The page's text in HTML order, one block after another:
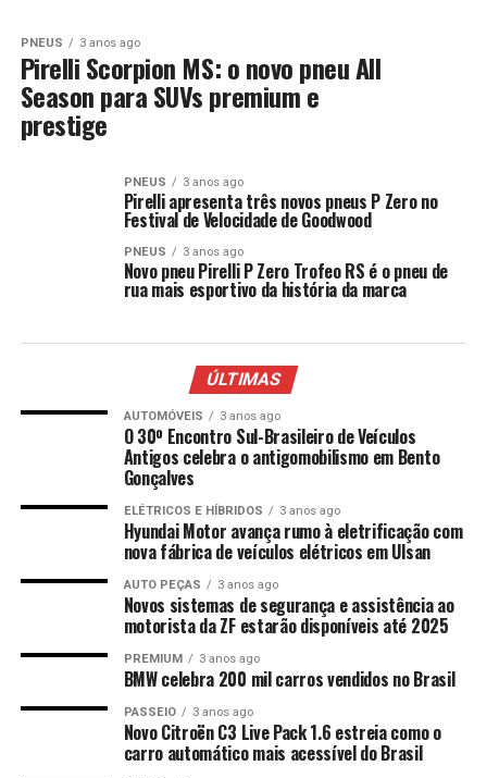
PNEUS 3 anos ago
Pirelli Scorpion MS: o novo pneu All
Season para SUVs premium e
prestige
PNEUS 3 anos ago
Pirelli apresenta três novos pneus P Zero no
Festival de Velocidade de Goodwood
PNEUS 3 anos ago
Novo pneu Pirelli P Zero Trofeo RS é o pneu de
rua mais esportivo da história da marca
ÚLTIMAS
AUTOMÓVEIS 3 anos ago
O 30º Encontro Sul-Brasileiro de Veículos
Antigos celebra o antigomobilismo em Bento
Gonçalves
ELÉTRICOS E HÍBRIDOS 3 anos ago
Hyundai Motor avança rumo à eletrificação com
nova fábrica de veículos elétricos em Ulsan
AUTO PEÇAS 3 anos ago
Novos sistemas de segurança e assistência ao
motorista da ZF estarão disponíveis até 2025
PREMIUM 3 anos ago
BMW celebra 200 mil carros vendidos no Brasil
PASSEIO 3 anos ago
Novo Citroën C3 Live Pack 1.6 estreia como o
carro automático mais acessível do Brasil